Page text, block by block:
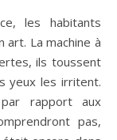
les habitants
La machine à
ils toussent
yeux les irritent.
rapport aux
pas,